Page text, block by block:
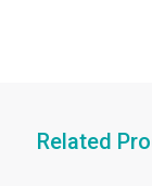
Related